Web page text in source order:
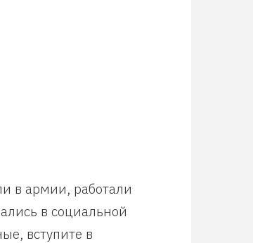
в армии, работали
в социальной
вступите в